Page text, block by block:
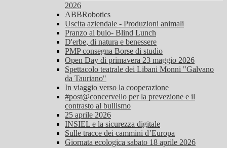
2026
ABBRobotics
Uscita aziendale - Produzioni animali
Pranzo al buio- Blind Lunch
D'erbe, di natura e benessere
PMP consegna Borse di studio
Open Day di primavera 23 maggio 2026
Spettacolo teatrale dei Libani Monni "Galvano
da Tauriano"
In viaggio verso la cooperazione
#post@concervello per la prevezione e il
contrasto al bullismo
25 aprile 2026
INSIEL e la sicurezza digitale
Sulle tracce dei cammini d’Europa
Giornata ecologica sabato 18 aprile 2026